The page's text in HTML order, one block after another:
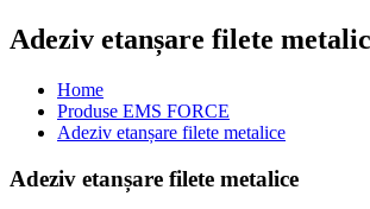
Adeziv etanșare filete
Home
Produse EMS FORCE
Adeziv etanșare filete metalice
Adeziv etanșare filete metalice